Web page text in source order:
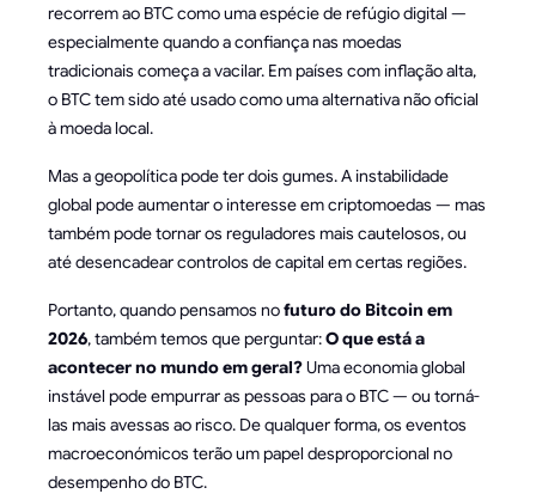
recorrem ao BTC como uma espécie de refúgio digital —
especialmente quando a confiança nas moedas
tradicionais começa a vacilar. Em países com inflação alta,
o BTC tem sido até usado como uma alternativa não oficial
à moeda local.
Mas a geopolítica pode ter dois gumes. A instabilidade
global pode aumentar o interesse em criptomoedas — mas
também pode tornar os reguladores mais cautelosos, ou
até desencadear controlos de capital em certas regiões.
Portanto, quando pensamos nofuturo do Bitcoin em
2026, também temos que perguntar:O que está a
acontecer no mundo em geral?Uma economia global
instável pode empurrar as pessoas para o BTC — ou torná-
las mais avessas ao risco. De qualquer forma, os eventos
macroeconómicos terão um papel desproporcional no
desempenho do BTC.